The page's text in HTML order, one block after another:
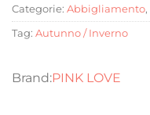
Categorie: Abbigliamento,
Tag: Autunno / Inverno
PINK LOVE